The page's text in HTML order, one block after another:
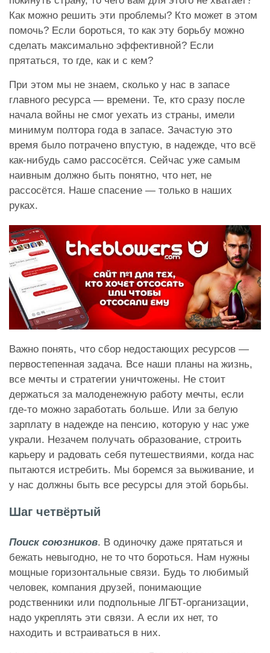
Как можно решить эти проблемы? Кто может в этом
помочь? Если бороться, то как эту борьбу можно
сделать максимально эффективной? Если
прятаться, то где, как и с кем?
При этом мы не знаем, сколько у нас в запасе
главного ресурса — времени. Те, кто сразу после
начала войны не смог уехать из страны, имели
минимум полтора года в запасе. Зачастую это
время было потрачено впустую, в надежде, что всё
как-нибудь само рассосётся. Сейчас уже самым
наивным должно быть понятно, что нет, не
рассосётся. Наше спасение — только в наших
руках.
Важно понять, что сбор недостающих ресурсов —
первостепенная задача. Все наши планы на жизнь,
все мечты и стратегии уничтожены. Не стоит
держаться за малоденежную работу мечты, если
где-то можно заработать больше. Или за белую
зарплату в надежде на пенсию, которую у нас уже
украли. Незачем получать образование, строить
карьеру и радовать себя путешествиями, когда нас
пытаются истребить. Мы боремся за выживание, и
у нас должны быть все ресурсы для этой борьбы.
Шаг четвёртый
Поиск союзников. В одиночку даже прятаться и
бежать невыгодно, не то что бороться. Нам нужны
мощные горизонтальные связи. Будь то любимый
человек, компания друзей, понимающие
родственники или подпольные ЛГБТ-организации,
надо укреплять эти связи. А если их нет, то
находить и встраиваться в них.